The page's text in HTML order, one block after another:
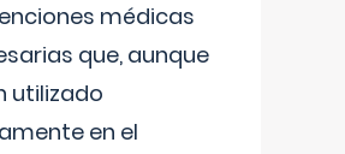
médicas
que, aunque
utilizado
en el